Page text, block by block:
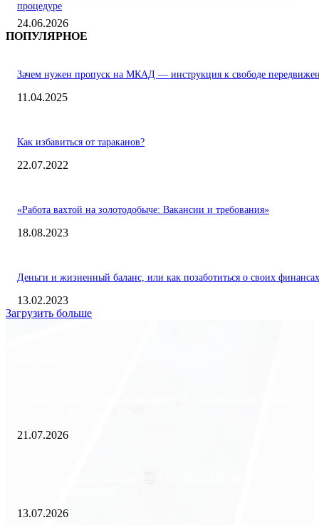
процедуре
24.06.2026
ПОПУЛЯРНОЕ
Зачем нужен пропуск на МКАД — инструкция к свободе
11.04.2025
Как избавиться от тараканов?
22.07.2022
«Работа вахтой на золотодобыче: Вакансии и требования»
18.08.2023
Деньги и жизненный баланс, или как позаботиться о своих финансах
13.02.2023
Загрузить больше
21.07.2026
13.07.2026